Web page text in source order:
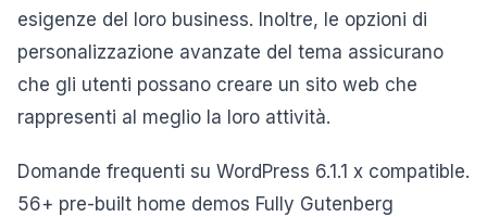
esigenze del loro business. Inoltre, le opzioni di
personalizzazione avanzate del tema assicurano
che gli utenti possano creare un sito web che
rappresenti al meglio la loro attività.
Domande frequenti su WordPress 6.1.1 x compatible.
56+ pre-built home demos Fully Gutenberg